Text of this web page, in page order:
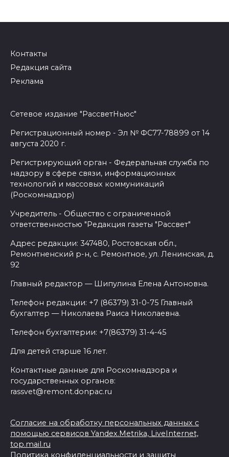
Контакты
Редакция сайта
Реклама
Сетевое издание "РассветНьюс"
Регистрационный номер - Эл № ФС77-78899 от 14
августа 2020 г.
Регистрирующий орган - Федеральная служба по
надзору в сфере связи, информационных
технологий и массовых коммуникаций
(Роскомнадзор)
Учредитель - Общество с ограниченной
ответственностью "Редакция газеты "Рассвет"
Адрес редакции: 347480, Ростовская обл.,
Ремонтненский р-н, с. Ремонтное, ул. Ленинская, д.
92
Главный редактор — Шипулина Елена Антоновна.
Телефон редакции: +7 (86379) 31-0-75 Главный
бухгалтер — Николаева Раиса Николаевна.
Телефон бухгалтерии: +7(86379) 31-4-45
Для детей старше 16 лет.
Контактные данные для Роскомнадзора и
государственных органов:
rassvet@remont.donpac.ru
Согласие на обработку персональных данных с
помощью сервисов Yandex.Metrika, LiveInternet,
top.mail.ru
Политика конфиденциальности и защиты